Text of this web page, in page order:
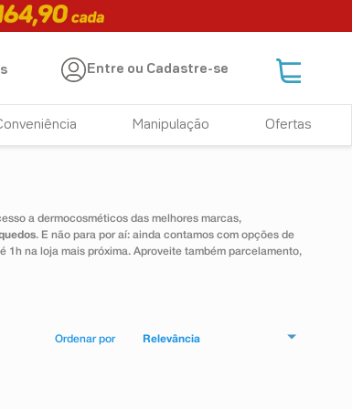
Entre ou Cadastre-se
Manipulação Ofertas
a dermocosméticos das melhores marcas,
. E não para por aí: ainda contamos com opções de
1h na loja mais próxima. Aproveite também parcelamento,
Relevância